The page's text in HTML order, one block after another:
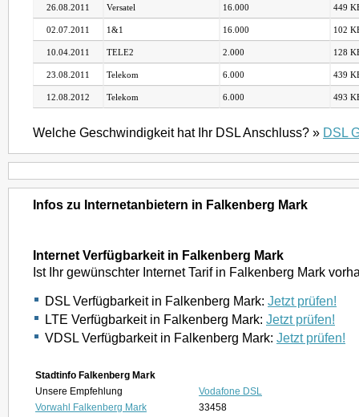
26.08.2011 Versatel 16.000 449
02.07.2011 1&1 16.000 102
10.04.2011 TELE2 2.000 128
23.08.2011 Telekom 6.000 439
12.08.2012 Telekom 6.000 493
Welche Geschwindigkeit hat Ihr DSL Anschluss? » DSL
Infos zu Internetanbietern in Falkenberg Mark
Internet Verfügbarkeit in Falkenberg Mark
Ist Ihr gewünschter Internet Tarif in Falkenberg Mark
DSL Verfügbarkeit in Falkenberg Mark: Jetzt prüfen!
LTE Verfügbarkeit in Falkenberg Mark: Jetzt prüfen!
VDSL Verfügbarkeit in Falkenberg Mark: Jetzt prüfen!
Stadtinfo Falkenberg Mark
Unsere Empfehlung
Vodafone DSL
Vorwahl Falkenberg Mark
33458